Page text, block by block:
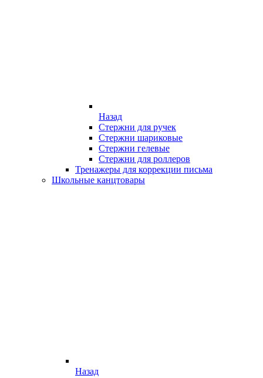
Назад
Стержни для ручек
Стержни шариковые
Стержни гелевые
Стержни для роллеров
Тренажеры для коррекции письма
Школьные канцтовары
Назад